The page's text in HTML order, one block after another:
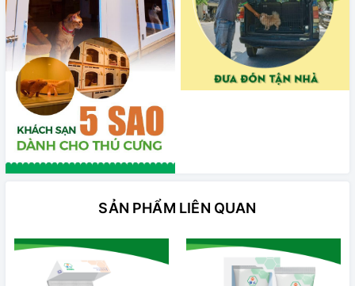
SẢN PHẨM LIÊN QUAN